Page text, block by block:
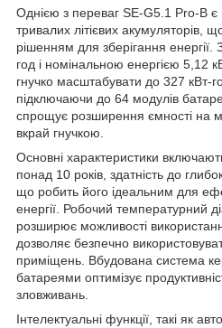
Однією з переваг SE-G5.1 Pro-B є
тривалих літієвих акумуляторів,
рішенням для зберігання
год і номінальною енергією 5,12
гнучко масштабувати до 327 кВт-
підключаючи до 64 модулів
спрощує розширення ємності на
вкрай гнучкою.
Основні характеристики
понад 10 років, здатність до
що робить його ідеальним для
енергії. Робочий температурний
розширює можливості
дозволяє безпечно
приміщень. Вбудована система
батареями оптимізує
зловживань.
Інтелектуальні функції, такі як